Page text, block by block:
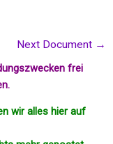
Next Document →
frei
wir alles hier auf